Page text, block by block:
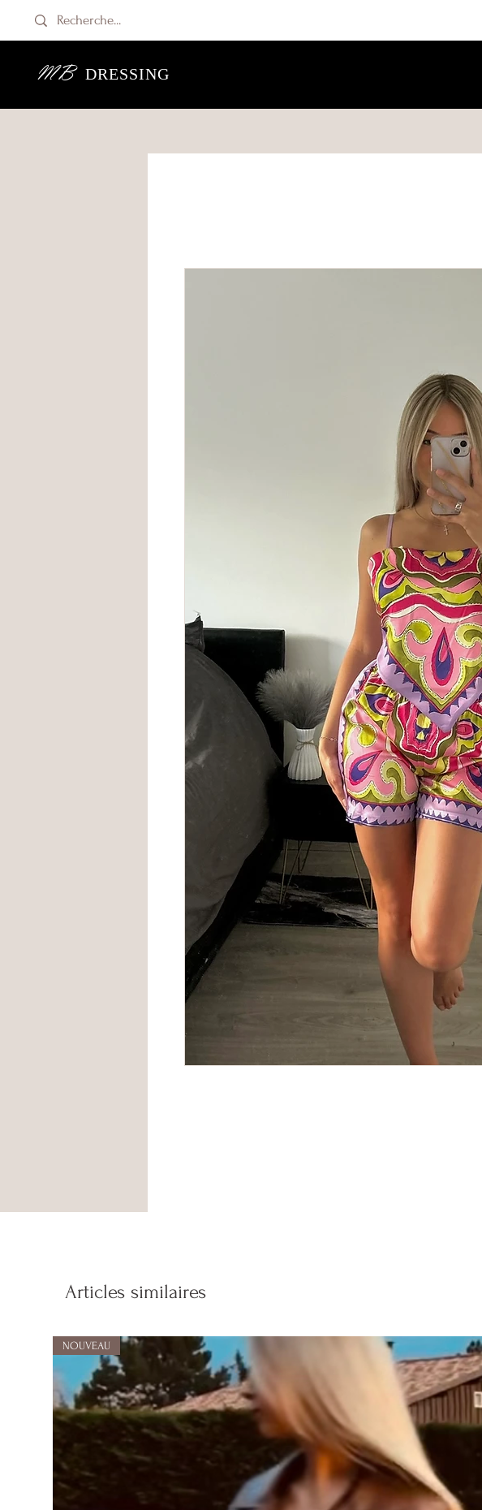
MBDRESSING
Articles similaires
NOUVEAU